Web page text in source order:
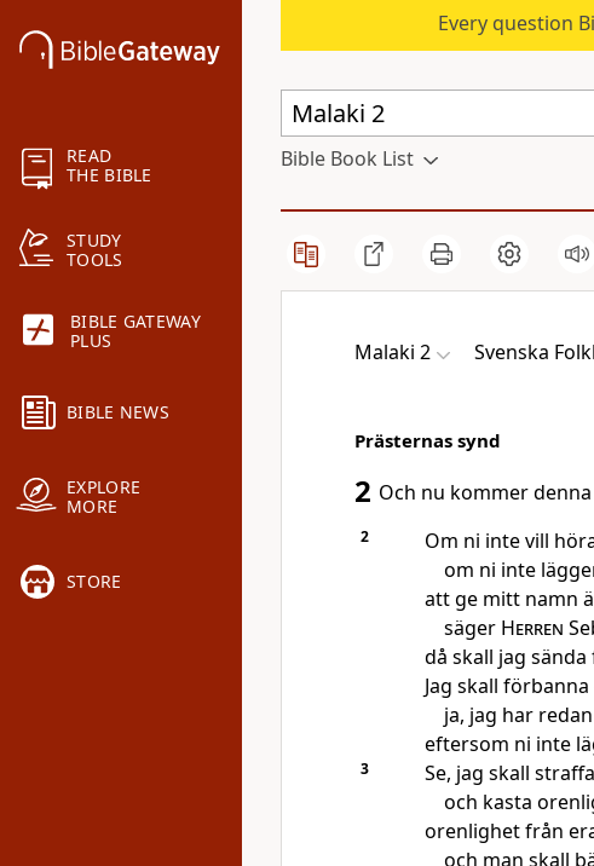
READ
THE BIBLE
STUDY
TOOLS
BIBLE GATEWAY
PLUS
BIBLE NEWS
EXPLORE
MORE
STORE
Every question
Bible Book List
Malaki 2 Svenska
Prästernas synd
2 Och nu kommer
2
Om ni inte vill
om ni inte
att ge mitt namn
säger Herren
då skall jag
Jag skall
ja, jag har
eftersom ni inte
3
Se, jag skall
och kasta
orenlighet från
och man skall